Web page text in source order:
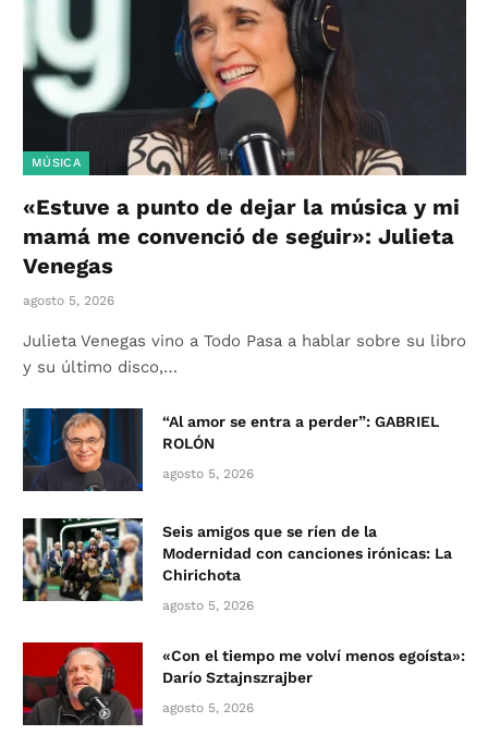
MÚSICA
«Estuve a punto de dejar la música y mi
mamá me convenció de seguir»: Julieta
Venegas
agosto 5, 2026
Julieta Venegas vino a Todo Pasa a hablar sobre su libro
y su último disco,…
“Al amor se entra a perder”: GABRIEL
ROLÓN
agosto 5, 2026
Seis amigos que se ríen de la
Modernidad con canciones irónicas: La
Chirichota
agosto 5, 2026
«Con el tiempo me volví menos egoísta»:
Darío Sztajnszrajber
agosto 5, 2026